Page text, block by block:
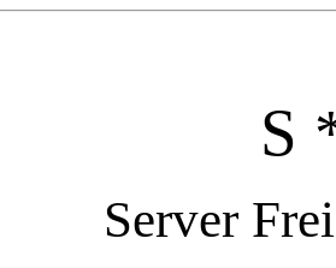
S
Server